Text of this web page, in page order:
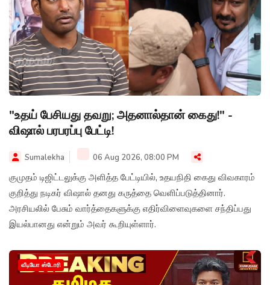
"உதய் பேசியது தவறு; அதனால்தான் கைது!" -
விஷால் பரபரப்பு பேட்டி!
Sumalekha 06 Aug 2026, 08:00 PM
குமுதம் டிஜிட்டலுக்கு அளித்த பேட்டியில், உதயநிதி கைது விவகாரம்
குறித்து நடிகர் விஷால் தனது கருத்தை வெளிப்படுத்தினார்.
அரசியலில் பேசும் வார்த்தைகளுக்கு எதிர்விளைவுகளை சந்திப்பது
இயல்பானது என்றும் அவர் கூறியுள்ளார்.
வீடியோ ஸ்டோரி